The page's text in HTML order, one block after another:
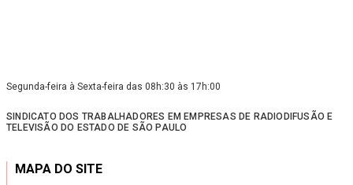
Segunda-feira à Sexta-feira das 08h:30 às 17h:00
SINDICATO DOS TRABALHADORES EM EMPRESAS DE RADIODIFUSÃO E
TELEVISÃO DO ESTADO DE SÃO PAULO
MAPA DO SITE